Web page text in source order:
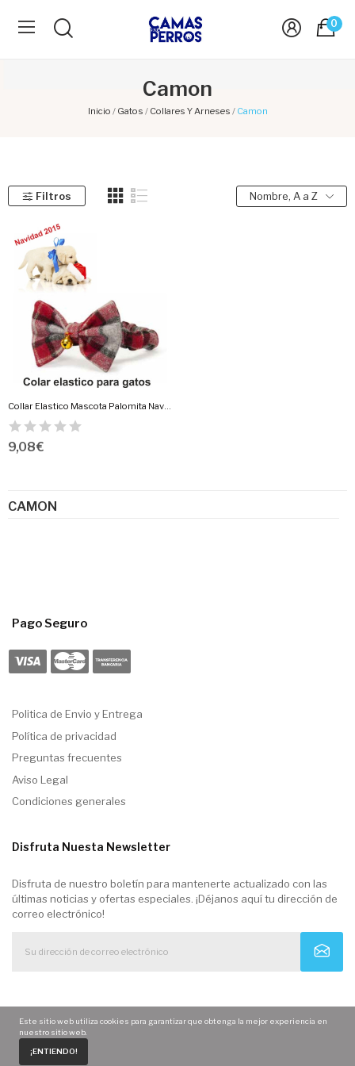
Home
0
Camon
Inicio Gatos Collares Y Arneses Camon
CAMON
Filtros Nombre, A a Z
Collar Elastico Mascota Palomita Navidad
9,08 €
Pago Seguro
Politica de Envio y Entrega
Política de privacidad
Preguntas frecuentes
Aviso Legal
Condiciones generales
Disfruta Nuesta Newsletter
Disfruta de nuestro boletín para mantenerte actualizado con las
últimas noticias y ofertas especiales. ¡Déjanos aquí tu dirección de
correo electrónico!
Este sitio web utiliza cookies para garantizar que obtenga la mejor experiencia en
nuestro sitio web.
¡ENTIENDO!